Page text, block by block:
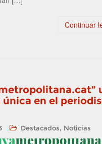
Continuar
en el
Destacados, Noticias